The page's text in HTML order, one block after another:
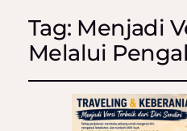
Tag: Menjadi
Melalui